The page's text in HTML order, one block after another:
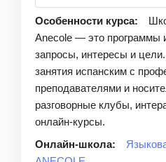
Особенности курса:
Anecole — это программы
запросы, интересы и
занятия испанским с
преподавателями и
разговорные клубы,
онлайн-курсы.
Онлайн-школа: